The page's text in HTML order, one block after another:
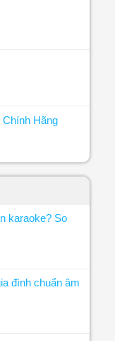
Chính Hãng
karaoke? So
đình chuẩn âm